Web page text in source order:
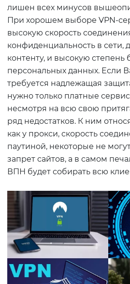
лишен всех минусов
При хорошем выборе VPN-
высокую скорость
конфиденциальность в сети,
контенту, и высокую степень
персональных данных. Если
требуется надлежащая
нужно только платные
несмотря на всю свою
ряд недостатков. К ним
как у прокси, скорость
паутиной, некоторые не
запрет сайтов, а в самом
ВПН будет собирать всю